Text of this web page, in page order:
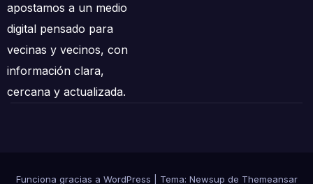
apostamos a un medio
digital pensado para
vecinas y vecinos, con
información clara,
cercana y actualizada.
Funciona gracias a WordPress Tema: Newsup de Themeansar